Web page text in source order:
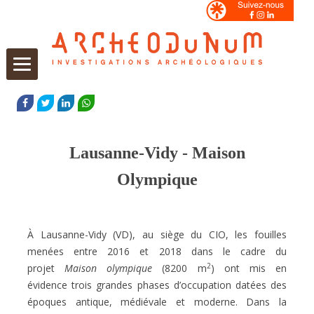
FACEBOOK
TWITTERLINKEDIN
Lausanne-Vidy - Maison
Olympique
À Lausanne-Vidy (VD), au siège du CIO, les fouilles
menées entre 2016 et 2018 dans le cadre du
projetMaison olympique (8200 m2) ont mis en
évidencetrois grandes phases d’occupation datées des
époques antique, médiévale et moderne. Dans la